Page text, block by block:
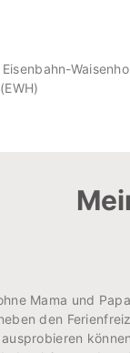
Mama und
den